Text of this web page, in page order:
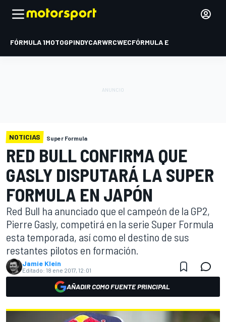
FÓRMULA 1MOTOGPINDYCARWRCWECFÓRMULA E
NOTICIAS Super Formula
RED BULL CONFIRMA QUE
GASLY DISPUTARÁ LA SUPER
FORMULA EN JAPÓN
Red Bull ha anunciado que el campeón de la GP2,
Pierre Gasly, competirá en la serie Super Formula
esta temporada, así como el destino de sus
restantes pilotos en formación.
Jamie Klein
Editado: 18 ene 2017, 12:01
AÑADIR COMO FUENTE PRINCIPAL